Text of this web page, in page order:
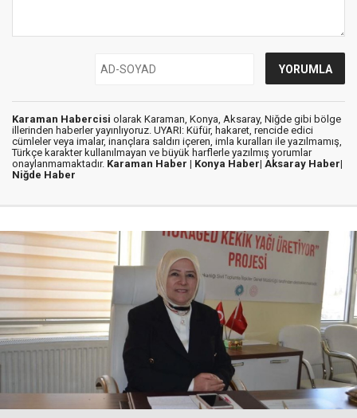
Karaman Habercisi olarak Karaman, Konya, Aksaray, Niğde gibi bölge
illerinden haberler yayınlıyoruz. UYARI: Küfür, hakaret, rencide edici
cümleler veya imalar, inançlara saldırı içeren, imla kuralları ile yazılmamış,
Türkçe karakter kullanılmayan ve büyük harflerle yazılmış yorumlar
onaylanmamaktadır. Karaman Haber | Konya Haber| Aksaray Haber|
Niğde Haber